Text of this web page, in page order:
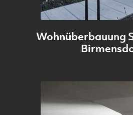
Wohnüberbauung